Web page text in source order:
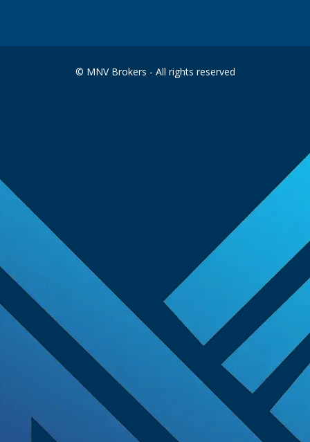
© MNV Brokers - All rights reserved